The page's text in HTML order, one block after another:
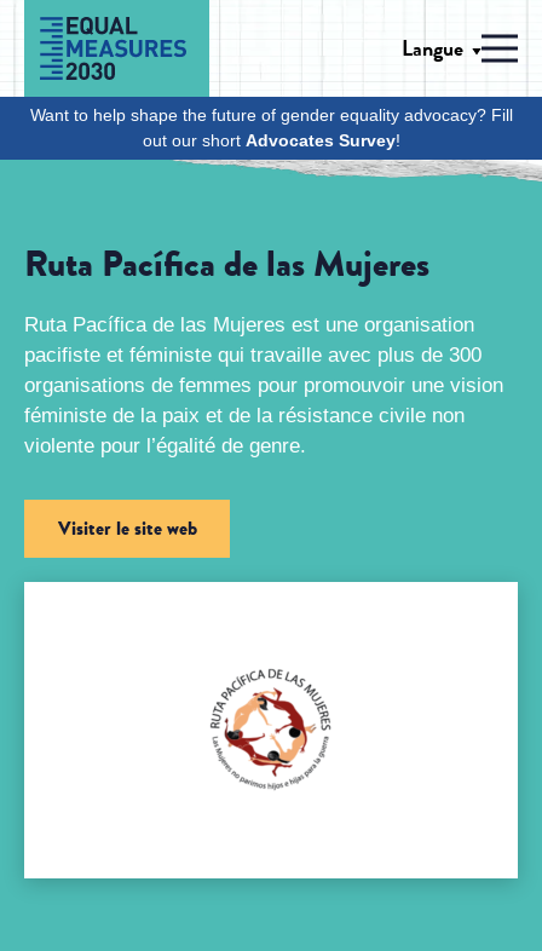
Skip to Content
Langue
Want to help shape the future of gender equality advocacy? Fill
out our short Advocates Survey!
Ruta Pacífica de las Mujeres
Ruta Pacífica de las Mujeres est une organisation
pacifiste et féministe qui travaille avec plus de 300
organisations de femmes pour promouvoir une vision
féministe de la paix et de la résistance civile non
violente pour l’égalité de genre.
Visiter le site web